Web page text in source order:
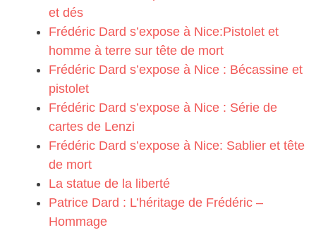
et dés
Frédéric Dard s’expose à Nice:Pistolet et
homme à terre sur tête de mort
Frédéric Dard s’expose à Nice : Bécassine et
pistolet
Frédéric Dard s’expose à Nice : Série de
cartes de Lenzi
Frédéric Dard s’expose à Nice: Sablier et tête
de mort
La statue de la liberté
Patrice Dard : L’héritage de Frédéric –
Hommage